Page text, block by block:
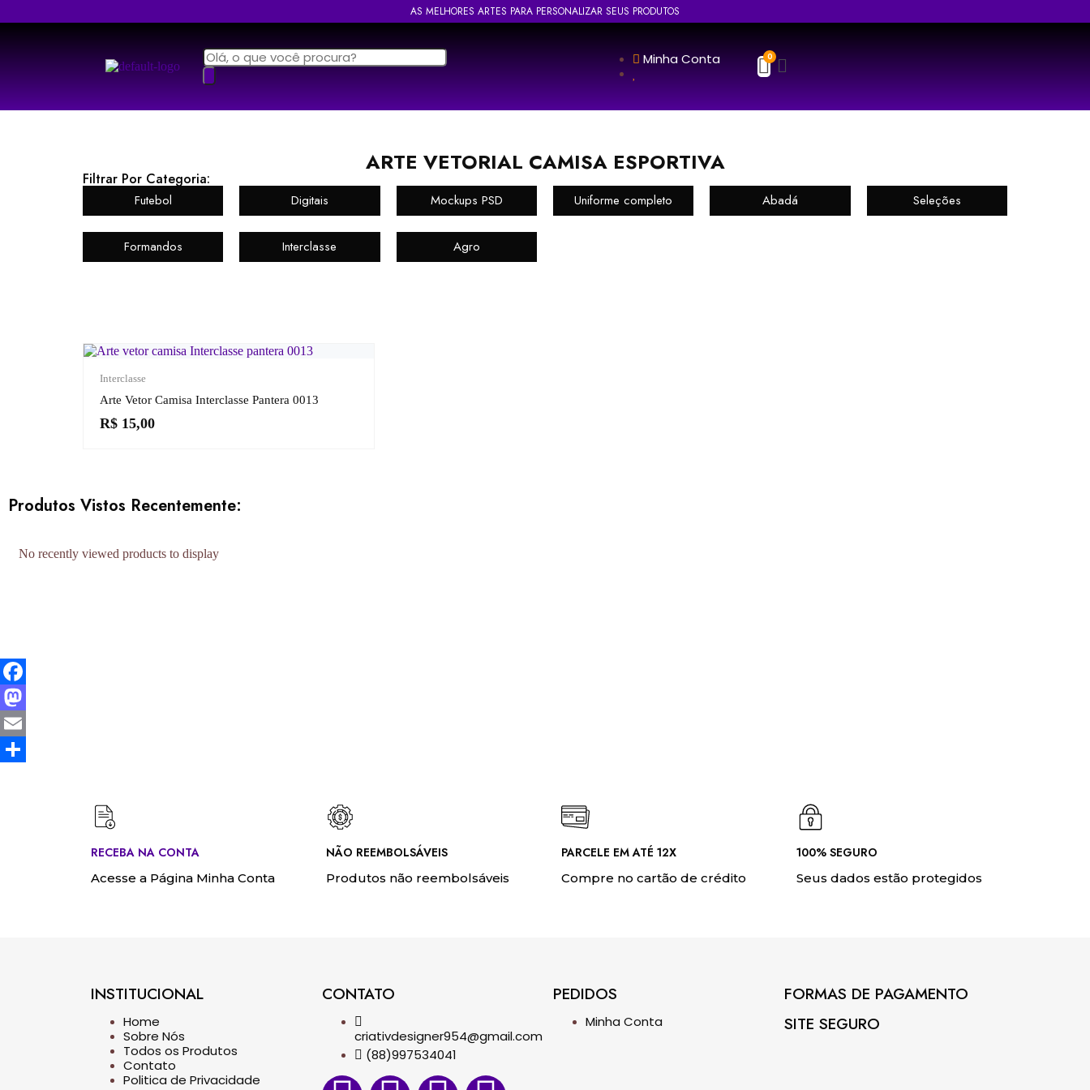
AS MELHORES ARTES PARA PERSONALIZAR SEUS PRODUTOS
Minha Conta
ARTE VETORIAL CAMISA ESPORTIVA
Filtrar Por Categoria:
Futebol Digitais Mockups PSD Uniforme completo Abadá Seleções
Formandos Interclasse Agro
Interclasse
Arte Vetor Camisa Interclasse Pantera 0013
R$ 15,00
Produtos Vistos Recentemente:
No recently viewed products to display
Facebook
Mastodon
Email
RECEBA NA CONTA
Acesse a Página Minha Conta
NÃO REEMBOLSÁVEIS
Produtos não reembolsáveis
PARCELE EM ATÉ 12X
Compre no cartão de crédito
100% SEGURO
Seus dados estão protegidos
INSTITUCIONAL
Home
Sobre Nós
Todos os Produtos
Contato
Politica de Privacidade
CONTATO
criativdesigner954@gmail.com
(88)997534041
PEDIDOS
Minha Conta
FORMAS DE PAGAMENTO
SITE SEGURO